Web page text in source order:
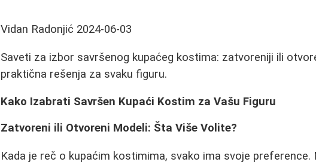
Vidan Radonjić 2024-06-03
Saveti za izbor savršenog kupaćeg kostima: zatvoreniji ili
praktična rešenja za svaku figuru.
Kako Izabrati Savršen Kupaći Kostim za Vašu Figuru
Zatvoreni ili Otvoreni Modeli: Šta Više Volite?
Kada je reč o kupaćim kostimima, svako ima svoje